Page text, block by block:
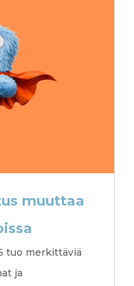
muuttaa
tuo merkittäviä
ja